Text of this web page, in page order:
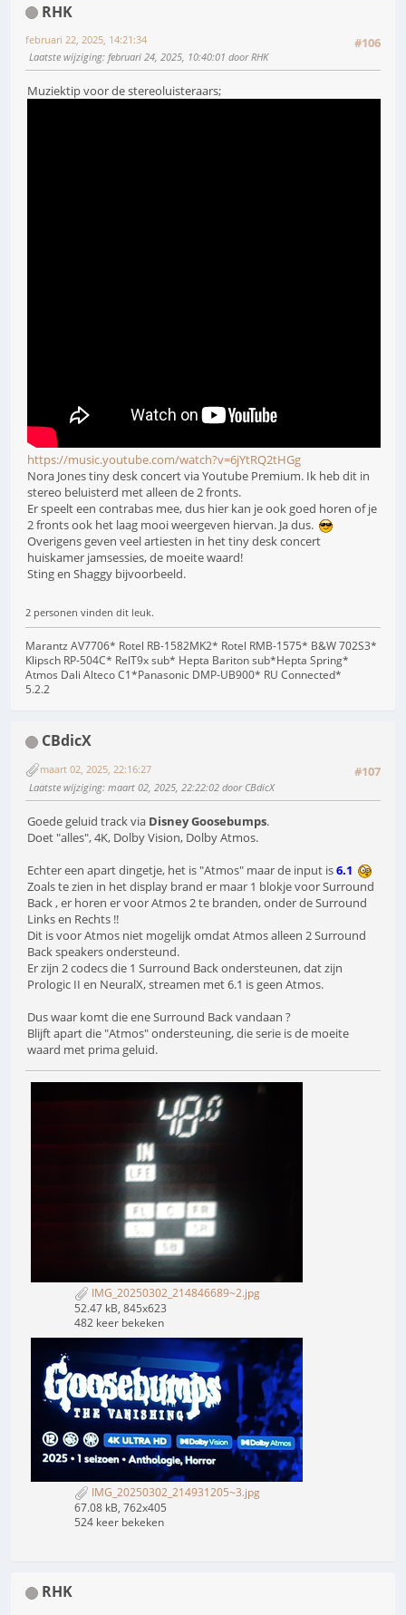
RHK
#106
februari 22, 2025, 14:21:34
Laatste wijziging: februari 24, 2025, 10:40:01 door RHK
Muziektip voor de stereoluisteraars;
https://music.youtube.com/watch?v=6jYtRQ2tHGg
Nora Jones tiny desk concert via Youtube Premium. Ik heb dit in
stereo beluisterd met alleen de 2 fronts.
Er speelt een contrabas mee, dus hier kan je ook goed horen of je
2 fronts ook het laag mooi weergeven hiervan. Ja dus.
Overigens geven veel artiesten in het tiny desk concert
huiskamer jamsessies, de moeite waard!
Sting en Shaggy bijvoorbeeld.
2 personen vinden dit leuk.
Marantz AV7706* Rotel RB-1582MK2* Rotel RMB-1575* B&W 702S3*
Klipsch RP-504C* RelT9x sub* Hepta Bariton sub*Hepta Spring*
Atmos Dali Alteco C1*Panasonic DMP-UB900* RU Connected*
5.2.2
CBdicX
#107
maart 02, 2025, 22:16:27
Laatste wijziging: maart 02, 2025, 22:22:02 door CBdicX
Goede geluid track via Disney Goosebumps.
Doet "alles", 4K, Dolby Vision, Dolby Atmos.
Echter een apart dingetje, het is "Atmos" maar de input is6.1
Zoals te zien in het display brand er maar 1 blokje voor Surround
Back , er horen er voor Atmos 2 te branden, onder de Surround
Links en Rechts !!
Dit is voor Atmos niet mogelijk omdat Atmos alleen 2 Surround
Back speakers ondersteund.
Er zijn 2 codecs die 1 Surround Back ondersteunen, dat zijn
Prologic II en NeuralX, streamen met 6.1 is geen Atmos.
Dus waar komt die ene Surround Back vandaan ?
Blijft apart die "Atmos" ondersteuning, die serie is de moeite
waard met prima geluid.
IMG_20250302_214846689~2.jpg
52.47 kB, 845x623
482 keer bekeken
IMG_20250302_214931205~3.jpg
67.08 kB, 762x405
524 keer bekeken
RHK